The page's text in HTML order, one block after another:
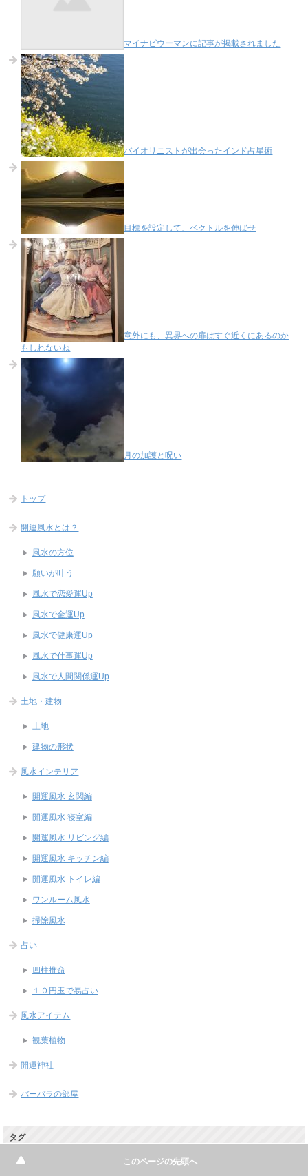
マイナビウーマンに記事が掲載されました
バイオリニストが出会ったインド占星術
目標を設定して、ベクトルを伸ばせ
意外にも、異界への扉はすぐ近くにあるのか
もしれないね
月の加護と呪い
トップ
開運風水とは？
風水の方位
願いが叶う
風水で恋愛運Up
風水で金運Up
風水で健康運Up
風水で仕事運Up
風水で人間関係運Up
土地・建物
土地
建物の形状
風水インテリア
開運風水 玄関編
開運風水 寝室編
開運風水 リビング編
開運風水 キッチン編
開運風水 トイレ編
ワンルーム風水
掃除風水
占い
四柱推命
１０円玉で易占い
風水アイテム
観葉植物
開運神社
バーバラの部屋
タグ
インド占星術
このページの先頭へ